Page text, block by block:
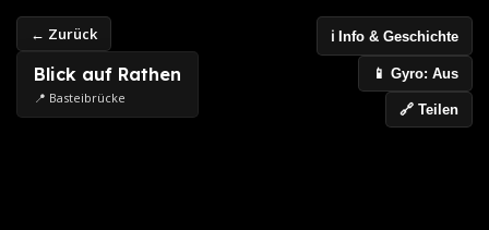
← Zurück
Blick auf Rathen
📍 Basteibrücke
ℹ️ Info & Geschichte
📱 Gyro: Aus
🔗 Teilen